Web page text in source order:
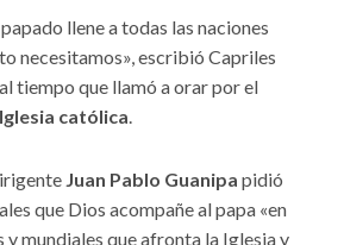
llene a todas las naciones
necesitamos», escribió Capriles
tiempo que llamó a orar por el
Iglesia católica
Juan Pablo Guanipa pidió
que Dios acompañe al papa «en
y mundiales que afronta la Iglesia y